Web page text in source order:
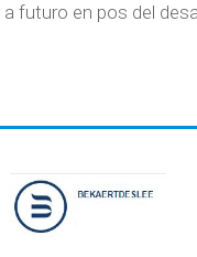
futuro en pos del